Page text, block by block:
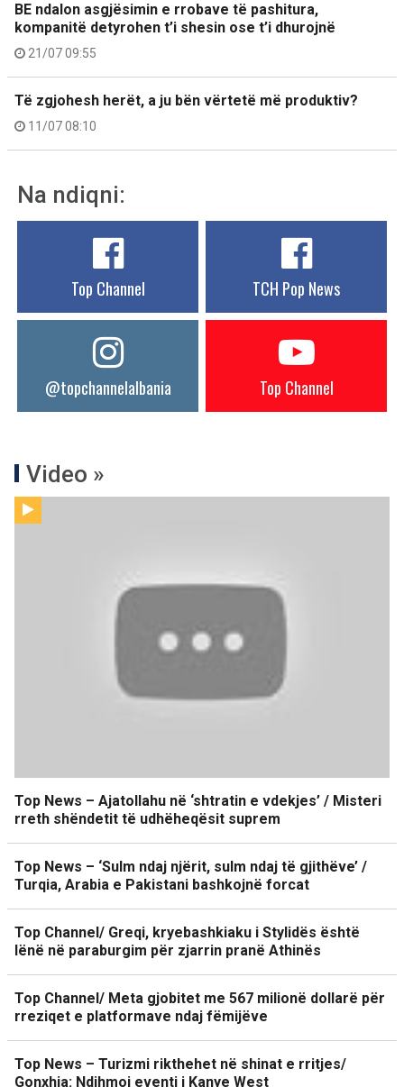
BE ndalon asgjësimin e rrobave të pashitura,
kompanitë detyrohen t’i shesin ose t’i dhurojnë
21/07 09:55
Të zgjohesh herët, a ju bën vërtetë më produktiv?
11/07 08:10
Na ndiqni:
Top Channel TCH Pop News
@topchannelalbania Top Channel
Video »
Top News – Ajatollahu në ‘shtratin e vdekjes’ / Misteri
rreth shëndetit të udhëheqësit suprem
Top News – ‘Sulm ndaj njërit, sulm ndaj të gjithëve’ /
Turqia, Arabia e Pakistani bashkojnë forcat
Top Channel/ Greqi, kryebashkiaku i Stylidës është
lënë në paraburgim për zjarrin pranë Athinës
Top Channel/ Meta gjobitet me 567 milionë dollarë për
rreziqet e platformave ndaj fëmijëve
Top News – Turizmi rikthehet në shinat e rritjes/
Gonxhja: Ndihmoi eventi i Kanye West